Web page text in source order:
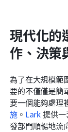
現代化的
作、決策
為了在大規模範
要的不僅僅是簡
要一個能夠處理
施。 Lark 提供
發部門順暢地流